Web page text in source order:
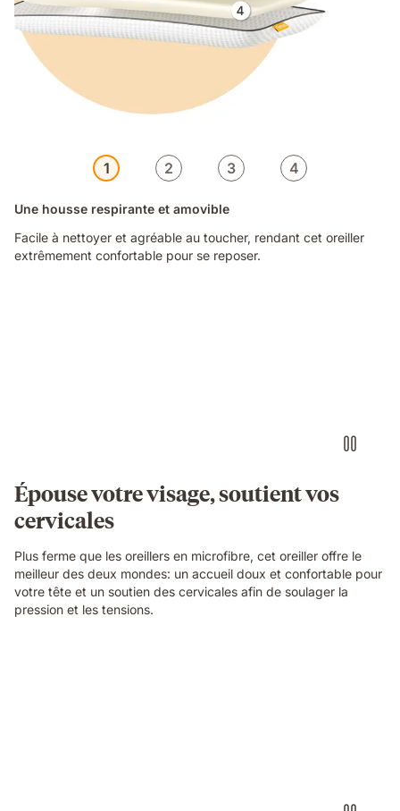
1 2 3 4
Une housse respirante et amovible
Facile à nettoyer et agréable au toucher, rendant cet oreiller
extrêmement confortable pour se reposer.
Épouse votre visage, soutient vos
cervicales
Plus ferme que les oreillers en microfibre, cet oreiller offre le
meilleur des deux mondes: un accueil doux et confortable pour
votre tête et un soutien des cervicales afin de soulager la
pression et les tensions.